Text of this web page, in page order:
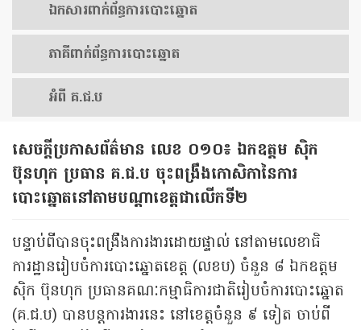
ឯកសារ​ពាក់ព័ន្ធ​ការ​បោះឆ្នោត
​ភាគីពាក់ព័ន្ធ​​ការ​បោះឆ្នោត
អំពី គ.ជ.ប
សេចក្តីប្រកាសព័ត៌មាន លេខ ០១០​៖ ឯកឧត្តម ស៊ិក
ប៊ុនហុក ប្រធាន គ.ជ.ប ចុះពង្រឹងកោសិកានៃការ
បោះឆ្នោតនៅតាមបណ្តាខេត្តជាលើកទី២
បន្ទាប់ពីបានចុះពង្រឹងការងារដោយផ្ទាល់ នៅតាមលេខាធិ
ការដ្ឋានរៀបចំការបោះឆ្នោតខេត្ត (លខប) ចំនួន ៨ ឯកឧត្តម
ស៊ិក ប៊ុនហុក ប្រធានគណៈកម្មាធិការជាតិរៀបចំការបោះឆ្នោត
(គ.ជ.ប) បានបន្តការងារនេះ នៅខេត្តចំនួន ៩ ទៀត ចាប់ពី